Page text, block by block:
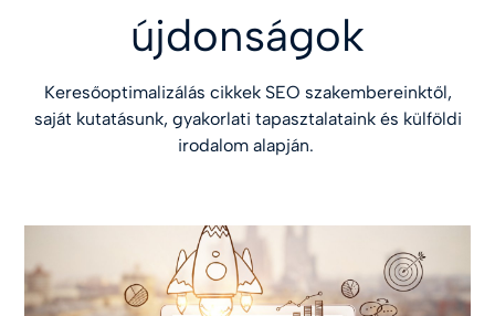
újdonságok
Keresőoptimalizálás cikkek SEO szakembereinktől,
saját kutatásunk, gyakorlati tapasztalataink és külföldi
irodalom alapján.